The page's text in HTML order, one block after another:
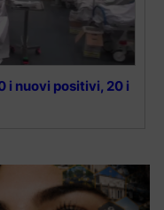
i nuovi positivi, 20 i